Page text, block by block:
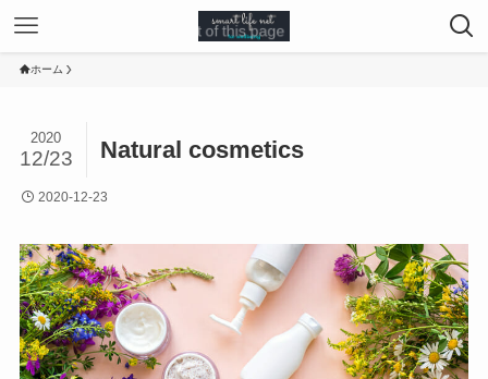
ホーム
Natural cosmetics
2020
12/23
2020-12-23